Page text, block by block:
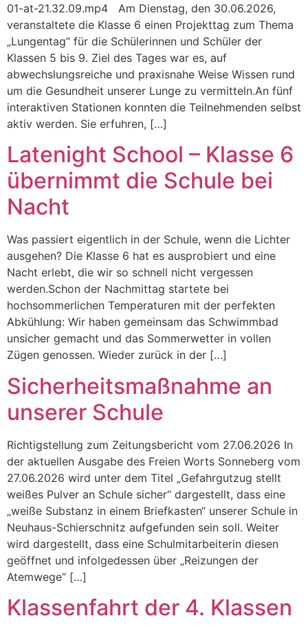
01-at-21.32.09.mp4 Am Dienstag, den 30.06.2026,
veranstaltete die Klasse 6 einen Projekttag zum Thema
„Lungentag“ für die Schülerinnen und Schüler der
Klassen 5 bis 9. Ziel des Tages war es, auf
abwechslungsreiche und praxisnahe Weise Wissen rund
um die Gesundheit unserer Lunge zu vermitteln.An fünf
interaktiven Stationen konnten die Teilnehmenden selbst
aktiv werden. Sie erfuhren, […]
Latenight School – Klasse 6
übernimmt die Schule bei
Nacht
Was passiert eigentlich in der Schule, wenn die Lichter
ausgehen? Die Klasse 6 hat es ausprobiert und eine
Nacht erlebt, die wir so schnell nicht vergessen
werden.Schon der Nachmittag startete bei
hochsommerlichen Temperaturen mit der perfekten
Abkühlung: Wir haben gemeinsam das Schwimmbad
unsicher gemacht und das Sommerwetter in vollen
Zügen genossen. Wieder zurück in der […]
Sicherheitsmaßnahme an
unserer Schule
Richtigstellung zum Zeitungsbericht vom 27.06.2026 In
der aktuellen Ausgabe des Freien Worts Sonneberg vom
27.06.2026 wird unter dem Titel „Gefahrgutzug stellt
weißes Pulver an Schule sicher“ dargestellt, dass eine
„weiße Substanz in einem Briefkasten“ unserer Schule in
Neuhaus-Schierschnitz aufgefunden sein soll. Weiter
wird dargestellt, dass eine Schulmitarbeiterin diesen
geöffnet und infolgedessen über „Reizungen der
Atemwege“ […]
Klassenfahrt der 4. Klassen